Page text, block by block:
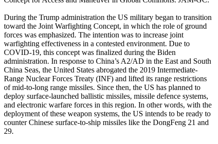
During the Trump administration the US military began to transition
toward the Joint Warfighting Concept, in which the role of ground
forces was emphasized. The intention was to increase joint
warfighting effectiveness in a contested environment. Due to
COVID-19, this concept was finalized during the Biden
administration. In response to China’s A2/AD in the East and South
China Seas, the United States abrogated the 2019 Intermediate-
Range Nuclear Forces Treaty (INF) and lifted its range restrictions
of mid-to-long range missiles. Since then, the US has planned to
deploy surface-launched ballistic missiles, missile defence systems,
and electronic warfare forces in this region. In other words, with the
deployment of these weapon systems, the US intends to be ready to
counter Chinese surface-to-ship missiles like the DongFeng 21 and
29.